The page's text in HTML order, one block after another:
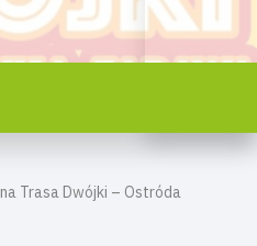
Trasa Dwójki – Ostróda